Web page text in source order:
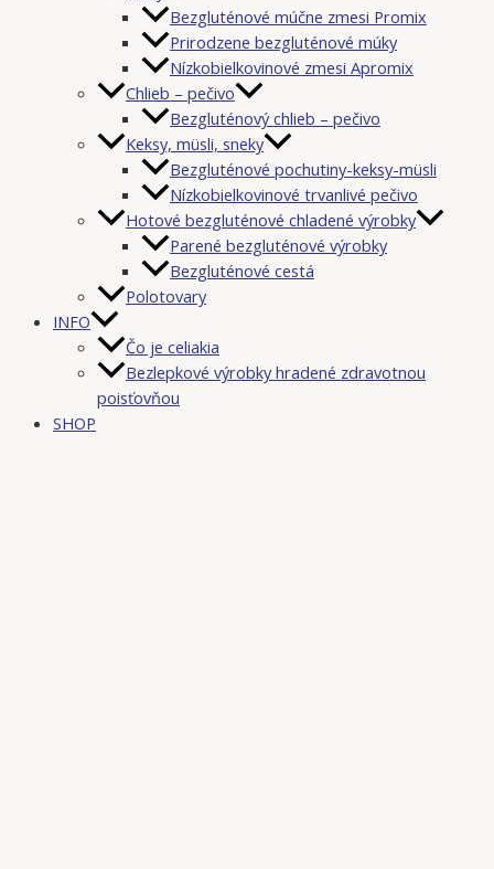
Bezgluténové múčne zmesi Promix
Prirodzene bezgluténové múky
Nízkobielkovinové zmesi Apromix
Chlieb – pečivo
Bezgluténový chlieb – pečivo
Keksy, müsli, sneky
Bezgluténové pochutiny-keksy-müsli
Nízkobielkovinové trvanlivé pečivo
Hotové bezgluténové chladené výrobky
Parené bezgluténové výrobky
Bezgluténové cestá
Polotovary
INFO
Čo je celiakia
Bezlepkové výrobky hradené zdravotnou
poisťovňou
SHOP